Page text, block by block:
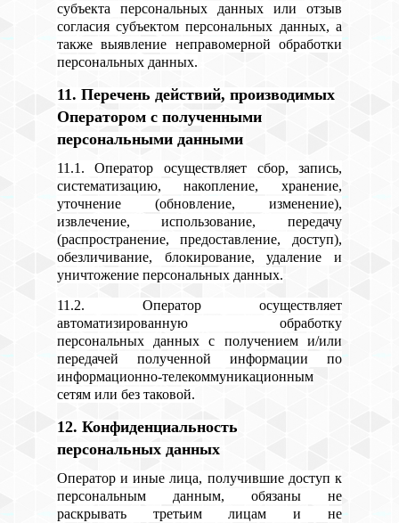
субъекта персональных данных или отзыв
согласия субъектом персональных данных, а
также выявление неправомерной обработки
персональных данных.
11. Перечень действий, производимых
Оператором с полученными
персональными данными
11.1. Оператор осуществляет сбор, запись,
систематизацию, накопление, хранение,
уточнение (обновление, изменение),
извлечение, использование, передачу
(распространение, предоставление, доступ),
обезличивание, блокирование, удаление и
уничтожение персональных данных.
11.2. Оператор осуществляет
автоматизированную обработку
персональных данных с получением и/или
передачей полученной информации по
информационно-телекоммуникационным
сетям или без таковой.
12. Конфиденциальность
персональных данных
Оператор и иные лица, получившие доступ к
персональным данным, обязаны не
раскрывать третьим лицам и не